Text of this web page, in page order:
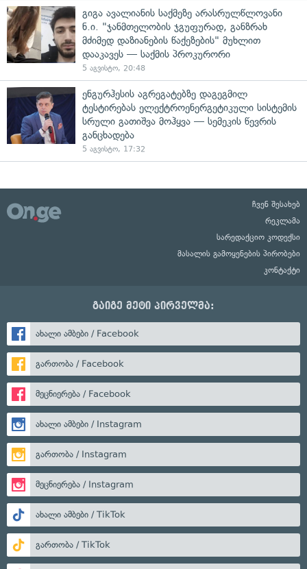
გიგა ავალიანის საქმეზე არასრულწლოვანი
ნ.ი. "ჯანმთელობის ჯგუფურად, განზრახ
მძიმედ დაზიანების წაქეზების" მუხლით
დააკავეს — საქმის პროკურორი
5 აგვისტო, 20:48
ენგურჰესის აგრეგატებზე დაგეგმილ
ტესტირებას ელექტროენერგეტიკული სისტემის
სრული გათიშვა მოჰყვა — სემეკის წევრის
განცხადება
5 აგვისტო, 17:32
ჩვენ შესახებ
რეკლამა
სარედაქციო კოდექსი
მასალის გამოყენების პირობები
კონტაქტი
გაიგე მეტი პირველმა:
ახალი ამბები / Facebook
გართობა / Facebook
მეცნიერება / Facebook
ახალი ამბები / Instagram
გართობა / Instagram
მეცნიერება / Instagram
ახალი ამბები / TikTok
გართობა / TikTok